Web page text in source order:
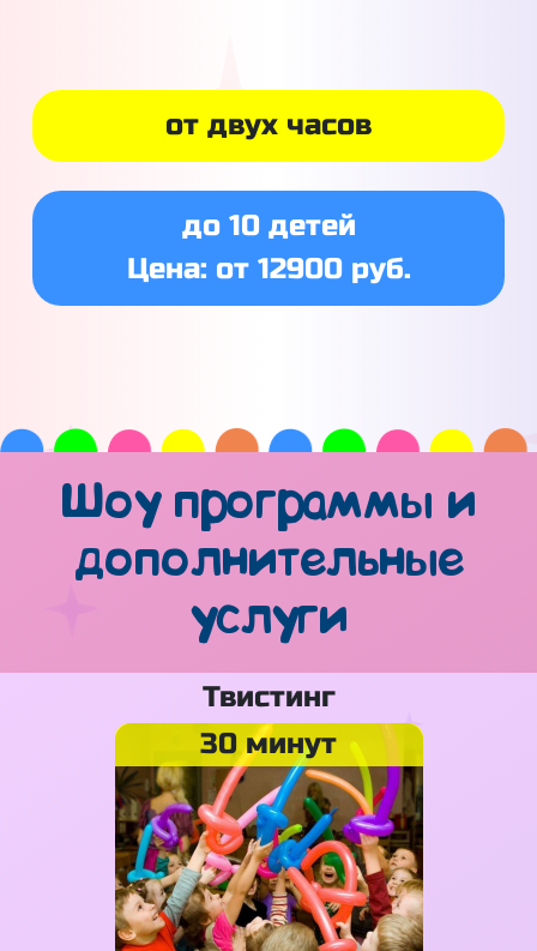
от двух часов
до 10 детей
Цена: от 12900 руб.
Шоу программы и
дополнительные
услуги
Твистинг
30 минут